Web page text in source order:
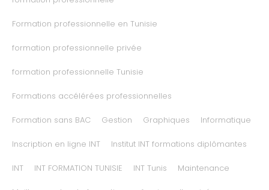
Formation professionnelle en Tunisie
formation professionnelle privée
formation professionnelle Tunisie
Formations accélérées professionnelles
Formation sans BAC Gestion Graphiques Informatique
Inscription en ligne INT Institut INT formations diplômantes
INT INT FORMATION TUNISIE INT Tunis Maintenance